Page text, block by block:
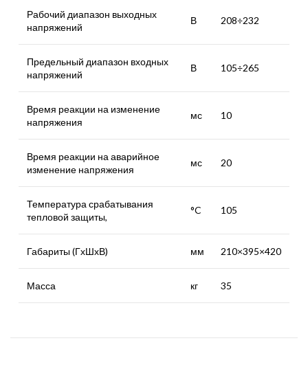
Рабочий диапазон выходных
напряжений
В 208÷232
Предельный диапазон входных
напряжений
В 105÷265
Время реакции на изменение
напряжения
мс 10
Время реакции на аварийное
изменение напряжения
мс 20
Температура срабатывания
тепловой защиты,
°C 105
Габариты (ГхШхВ) мм 210×395×420
Масса кг 35